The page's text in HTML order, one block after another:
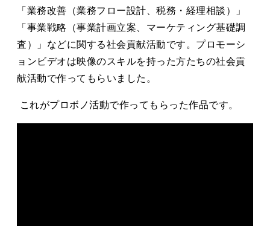
「業務改善（業務フロー設計、税務・経理相談）」
「事業戦略（事業計画立案、マーケティング基礎調
査）」などに関する社会貢献活動です。プロモーシ
ョンビデオは映像のスキルを持った方たちの社会貢
献活動で作ってもらいました。
これがプロボノ活動で作ってもらった作品です。